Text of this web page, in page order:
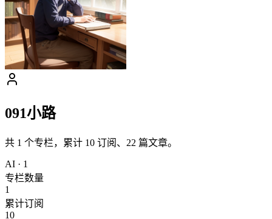
091小路
共 1 个专栏，累计 10 订阅、 22 篇文章。
AI · 1
专栏数量
1
累计订阅
10